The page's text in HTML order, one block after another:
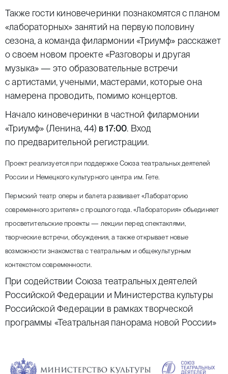
Также гости киновечеринки познакомятся с планом
«лабораторных» занятий на первую половину
сезона, а команда филармонии «Триумф» расскажет
о своем новом проекте «Разговоры и другая
музыка» — это образовательные встречи
с артистами, учеными, мастерами, которые она
намерена проводить, помимо концертов.
Начало киновечеринки в частной филармонии
«Триумф» (Ленина, 44) в 17:00. Вход
по предварительной регистрации.
Проект реализуется при поддержке Союза театральных деятелей
России и Немецкого культурного центра им. Гете.
Пермский театр оперы и балета развивает «Лабораторию
современного зрителя» с прошлого года. «Лаборатория» объединяет
просветительские проекты — лекции перед спектаклями,
творческие встречи, обсуждения, а также открывает новые
возможности знакомства с театральным и общекультурным
контекстом современности.
При содействии Союза театральных деятелей
Российской Федерации и Министерства культуры
Российской Федерации в рамках творческой
программы «Театральная панорама новой России»